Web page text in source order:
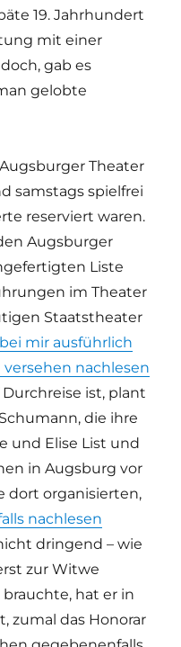
19. Jahrhundert
mit einer
gab es
gelobte
Theater
samstags spielfrei
reserviert waren.
Augsburger
Liste
im Theater
Staatstheater
mir ausführlich
nachlesen
ist, plant
die ihre
und Elise List und
in Augsburg vor
dort organisierten,
nachlesen
dringend – wie
zur Witwe
hat er in
zumal das Honorar